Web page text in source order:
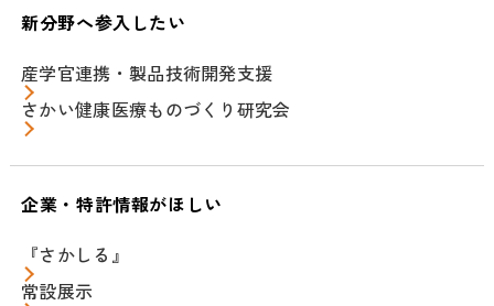
新分野へ参入したい
産学官連携・製品技術開発支援
さかい健康医療ものづくり研究会
企業・特許情報がほしい
『さかしる』
常設展示